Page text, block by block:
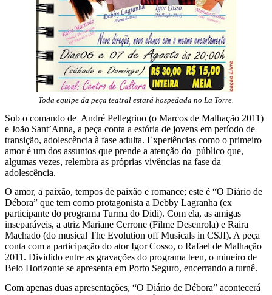
Toda equipe da peça teatral estará hospedada no La Torre.
Sob o comando de André Pellegrino (o Marcos de Malhação 2011)
e João Sant’Anna, a peça conta a estória de jovens em período de
transição, adolescência à fase adulta. Experiências como o primeiro
amor é um dos assuntos que prende a atenção do público que,
algumas vezes, relembra as próprias vivências na fase da
adolescência.
O amor, a paixão, tempos de paixão e romance; este é “O Diário de
Débora” que tem como protagonista a Debby Lagranha (ex
participante do programa Turma do Didi). Com ela, as amigas
inseparáveis, a atriz Mariane Cerrone (Filme Desenrola) e Raira
Machado (do musical The Evolution off Musicals in CSJI). A peça
conta com a participação do ator Igor Cosso, o Rafael de Malhação
2011. Dividido entre as gravações do programa teen, o mineiro de
Belo Horizonte se apresenta em Porto Seguro, encerrando a turnê.
Com apenas duas apresentações, “O Diário de Débora” acontecerá